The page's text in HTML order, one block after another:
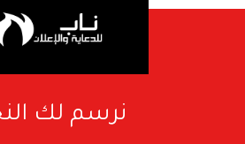
نرسم لك